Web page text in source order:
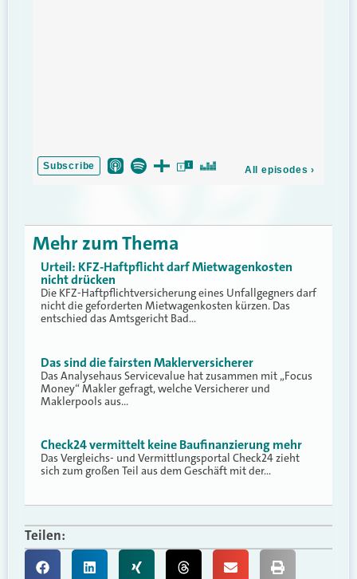
Mehr zum Thema
Urteil: KFZ-Haftpflicht darf Mietwagenkosten
nicht drücken
Die KFZ-Haftpflichtversicherung eines Unfallgegners darf
nicht die geforderten Mietwagenkosten kürzen. Das
entschied das Amtsgericht Bad…
Das sind die fairsten Maklerversicherer
Das Analysehaus Servicevalue hat zusammen mit „Focus
Money“ Makler gefragt, welche Versicherer und
Maklerpools aus…
Check24 vermittelt keine Baufinanzierung mehr
Das Vergleichs- und Vermittlungsportal Check24 zieht
sich zum großen Teil aus dem Geschäft mit der…
Teilen: